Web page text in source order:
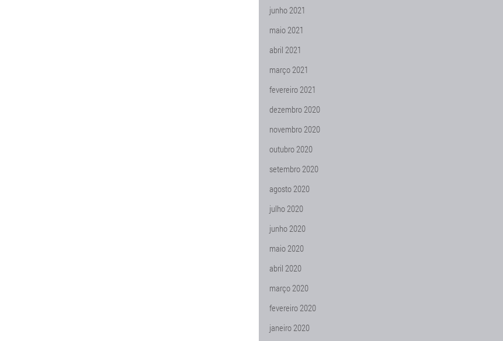
junho 2021
maio 2021
abril 2021
março 2021
fevereiro 2021
dezembro 2020
novembro 2020
outubro 2020
setembro 2020
agosto 2020
julho 2020
junho 2020
maio 2020
abril 2020
março 2020
fevereiro 2020
janeiro 2020